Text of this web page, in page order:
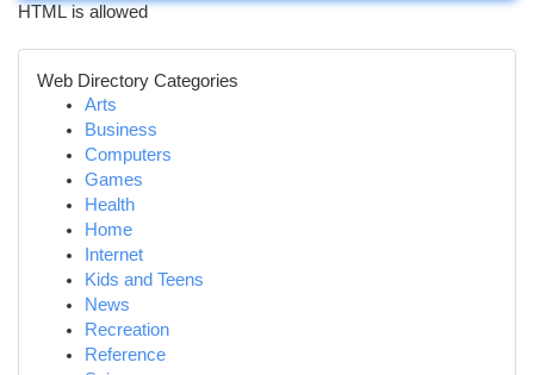
HTML is allowed
Web Directory Categories
Arts
Business
Computers
Games
Health
Home
Internet
Kids and Teens
News
Recreation
Reference